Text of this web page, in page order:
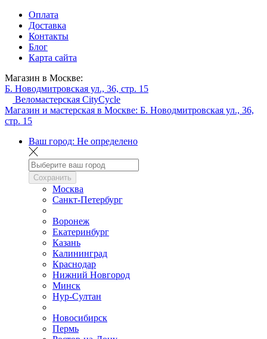
Оплата
Доставка
Контакты
Блог
Карта сайта
Магазин в Москве:
Б. Новодмитровская ул., 36, стр. 15
Веломастерская CityCycle
Магазин и мастерская в Москве: Б. Новодмитровская ул., 36,
стр. 15
Ваш город: Не определено
Сохранить
Москва
Санкт-Петербург
Воронеж
Екатеринбург
Казань
Калининград
Краснодар
Нижний Новгород
Минск
Нур-Султан
Новосибирск
Пермь